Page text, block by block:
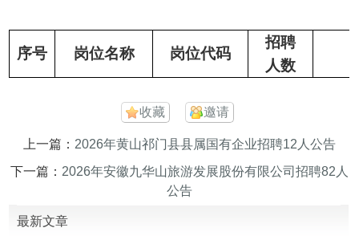
序号 岗位名称 岗位代码
招聘
人数
收藏 邀请
上一篇： 2026年黄山祁门县县属国有企业招聘12人公告
下一篇： 2026年安徽九华山旅游发展股份有限公司招聘82人
公告
最新文章